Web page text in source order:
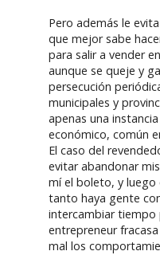
Pero además le
que mejor sabe
para salir a vender
aunque se queje y
persecución
municipales y
apenas una
económico, común
El caso del
evitar abandonar
mí el boleto, y luego
tanto haya gente
intercambiar
entrepreneur
mal los